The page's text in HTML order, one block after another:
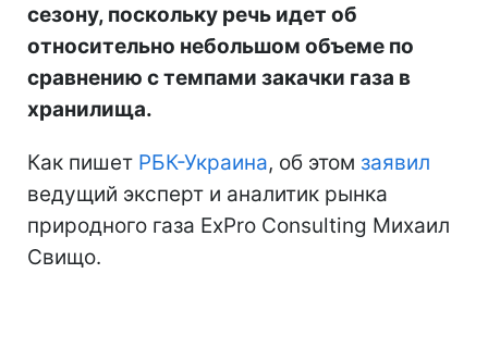
сезону, поскольку речь идет об
относительно небольшом объеме по
сравнению с темпами закачки газа в
хранилища.
Как пишет РБК-Украина, об этом заявил
ведущий эксперт и аналитик рынка
природного газа ExPro Consulting Михаил
Свищо.